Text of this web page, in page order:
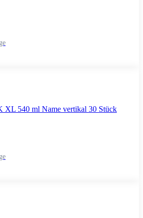
XL 540 ml Name vertikal 30 Stück